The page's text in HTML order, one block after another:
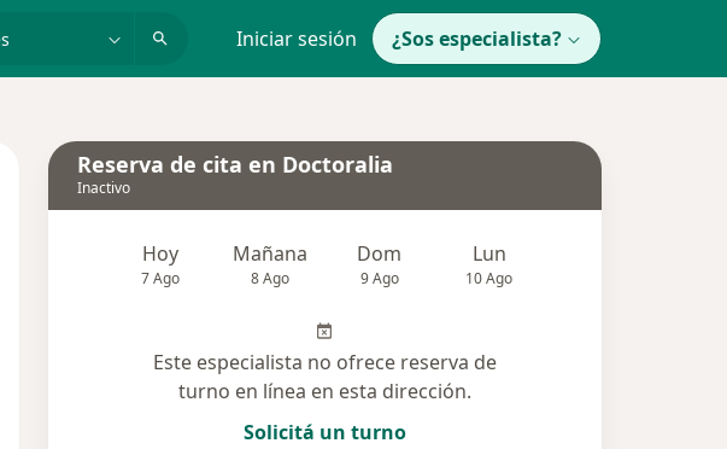
Iniciar sesión ¿Sos especialista?
Reserva de cita en Doctoralia
Inactivo
Hoy
7 Ago
Mañana
8 Ago
Dom
9 Ago
Lun
10 Ago
Este especialista no ofrece reserva de
turno en línea en esta dirección.
Solicitá un turno